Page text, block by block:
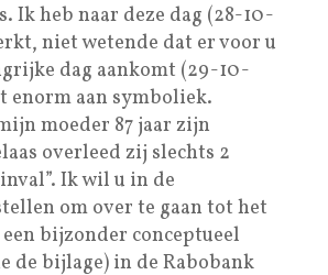
Ik heb naar deze dag (28-10-
niet wetende dat er voor u
dag aankomt (29-10-
enorm aan symboliek.
moeder 87 jaar zijn
overleed zij slechts 2
Ik wil u in de
om over te gaan tot het
bijzonder conceptueel
de bijlage) in de Rabobank